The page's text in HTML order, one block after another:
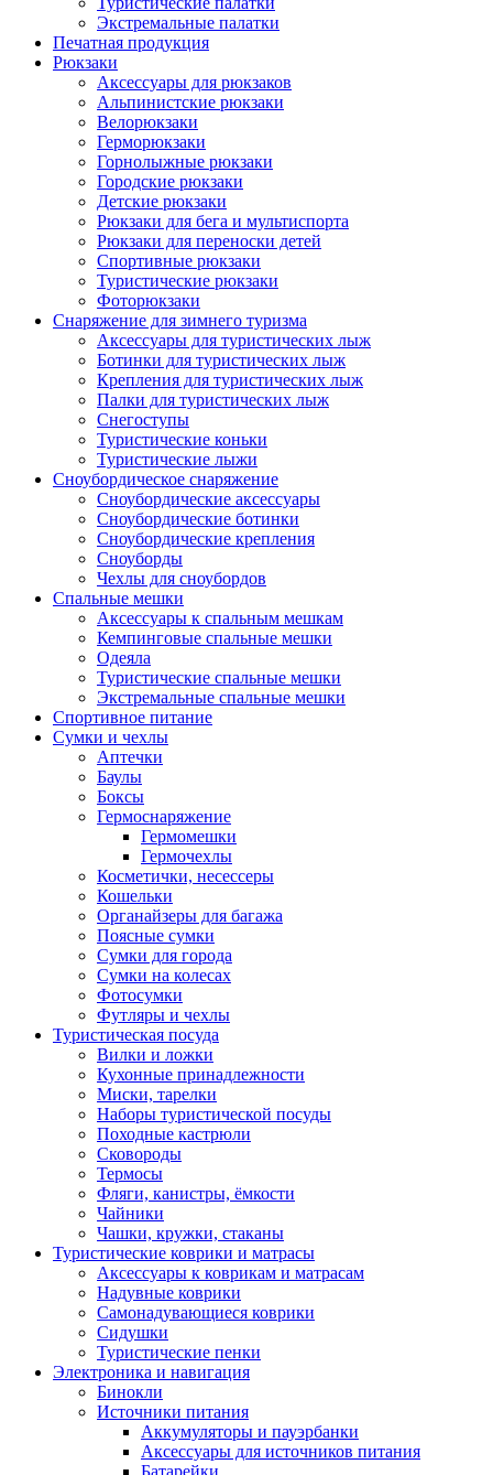
Экстремальные палатки
Печатная продукция
Рюкзаки
Аксессуары для рюкзаков
Альпинистские рюкзаки
Велорюкзаки
Герморюкзаки
Горнолыжные рюкзаки
Городские рюкзаки
Детские рюкзаки
Рюкзаки для бега и мультиспорта
Рюкзаки для переноски детей
Спортивные рюкзаки
Туристические рюкзаки
Фоторюкзаки
Снаряжение для зимнего туризма
Аксессуары для туристических лыж
Ботинки для туристических лыж
Крепления для туристических лыж
Палки для туристических лыж
Снегоступы
Туристические коньки
Туристические лыжи
Сноубордическое снаряжение
Сноубордические аксессуары
Сноубордические ботинки
Сноубордические крепления
Сноуборды
Чехлы для сноубордов
Спальные мешки
Аксессуары к спальным мешкам
Кемпинговые спальные мешки
Одеяла
Туристические спальные мешки
Экстремальные спальные мешки
Спортивное питание
Сумки и чехлы
Аптечки
Баулы
Боксы
Гермоснаряжение
Гермомешки
Гермочехлы
Косметички, несессеры
Кошельки
Органайзеры для багажа
Поясные сумки
Сумки для города
Сумки на колесах
Фотосумки
Футляры и чехлы
Туристическая посуда
Вилки и ложки
Кухонные принадлежности
Миски, тарелки
Наборы туристической посуды
Походные кастрюли
Сковороды
Термосы
Фляги, канистры, ёмкости
Чайники
Чашки, кружки, стаканы
Туристические коврики и матрасы
Аксессуары к коврикам и матрасам
Надувные коврики
Самонадувающиеся коврики
Сидушки
Туристические пенки
Электроника и навигация
Бинокли
Источники питания
Аккумуляторы и пауэрбанки
Аксессуары для источников питания
Батарейки